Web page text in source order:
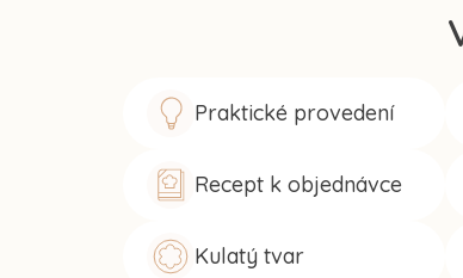
Praktické provedení
Recept k objednávce
Kulatý tvar